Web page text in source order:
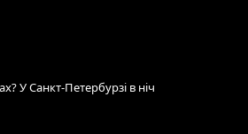
У Санкт-Петербурзі в ніч